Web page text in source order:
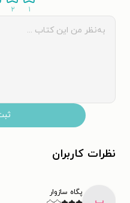
۱ ۲
نظرات کاربران
پگاه سازوار